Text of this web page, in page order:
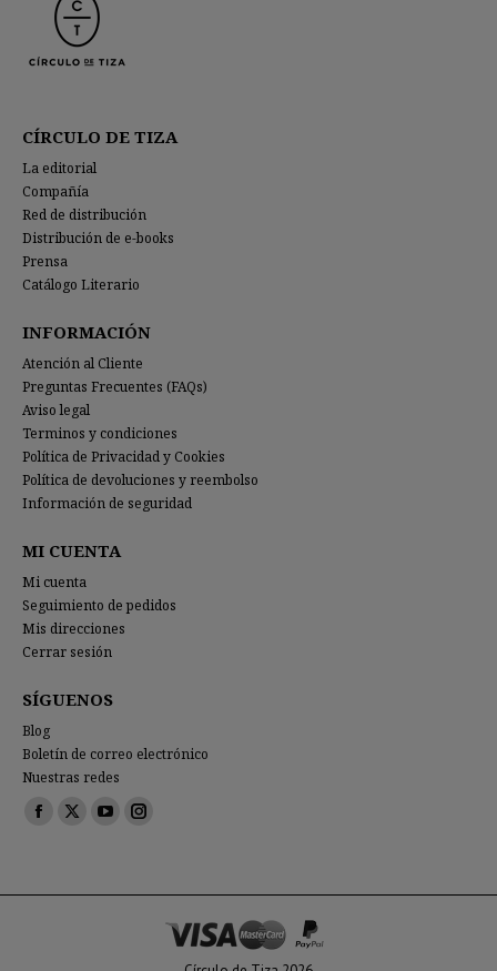
CÍRCULO DE TIZA
La editorial
Compañía
Red de distribución
Distribución de e-books
Prensa
Catálogo Literario
INFORMACIÓN
Atención al Cliente
Preguntas Frecuentes (FAQs)
Aviso legal
Terminos y condiciones
Política de Privacidad y Cookies
Política de devoluciones y reembolso
Información de seguridad
MI CUENTA
Mi cuenta
Seguimiento de pedidos
Mis direcciones
Cerrar sesión
SÍGUENOS
Blog
Boletín de correo electrónico
Nuestras redes
Encuéntranos en:
Facebook
X
YouTubeInstagram